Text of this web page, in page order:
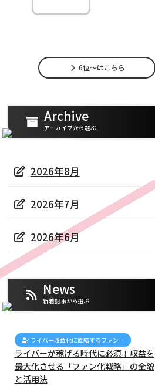
6位～はこちら
Archive
アーカイブから選ぶ
2026年8月
2026年7月
2026年6月
News
新着記事から選ぶ
ライバー収益化に直結するファン…
ライバーが稼げる時代に必須！収益を
最大化させる「ファン化戦略」の全貌
と活用法